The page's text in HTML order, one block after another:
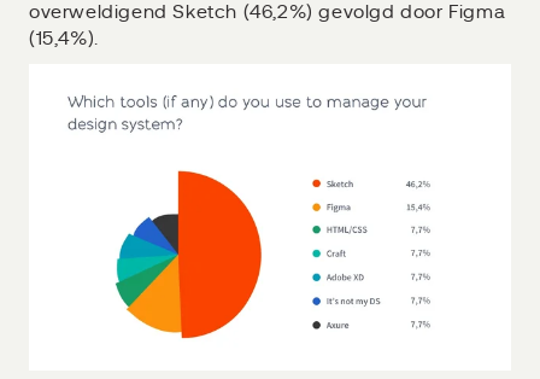
overweldigend Sketch (46,2%) gevolgd door Figma
(15,4%).